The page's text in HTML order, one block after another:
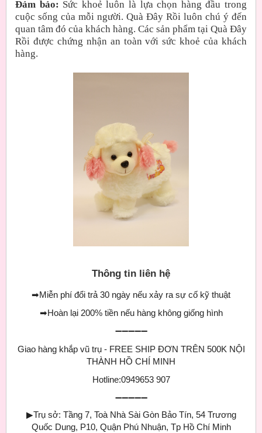
Đảm bảo: Sức khoẻ luôn là lựa chọn hàng đầu trong
cuộc sống của mỗi người. Quà Đây Rồi luôn chú ý đến
quan tâm đó của khách hàng. Các sản phẩm tại Quà Đây
Rồi được chứng nhận an toàn với sức khoẻ của khách
hàng.
Thông tin liên hệ
➡Miễn phí đổi trả 30 ngày nếu xảy ra sự cố kỹ thuật
➡Hoàn lại 200% tiền nếu hàng không giống hình
➖➖➖➖➖
Giao hàng khắp vũ trụ - FREE SHIP ĐƠN TRÊN 500K NỘI
THÀNH HỒ CHÍ MINH
Hotline:0949653 907
➖➖➖➖➖
▶Trụ sở: Tầng 7, Toà Nhà Sài Gòn Bảo Tín, 54 Trương
Quốc Dung, P10, Quận Phú Nhuận, Tp Hồ Chí Minh